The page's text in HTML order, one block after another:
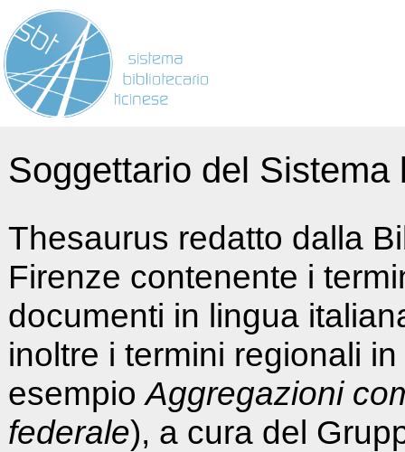
Soggettario del
Thesaurus redatto dalla
Firenze contenente i
documenti in lingua
inoltre i termini regionali
esempioAggregazioni
federale), a cura del